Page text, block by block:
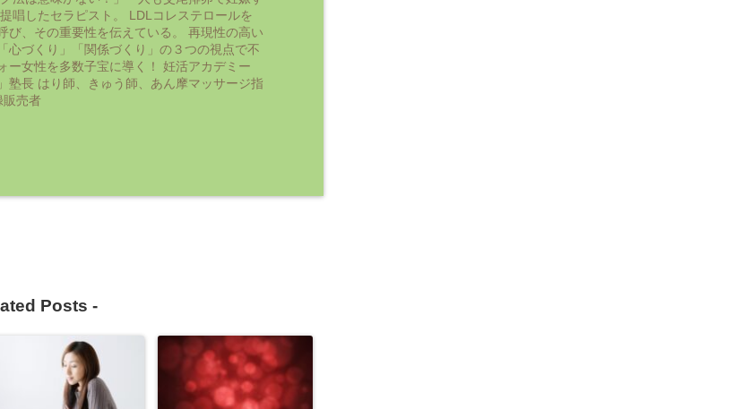
唱したセラピスト。 LDLコレステロールを
び、その重要性を伝えている。 再現性の高い
心づくり」「関係づくり」の３つの視点で不
ー女性を多数子宝に導く！ 妊活アカデミー
塾長 はり師、きゅう師、あん摩マッサージ指
販売者
Posts -